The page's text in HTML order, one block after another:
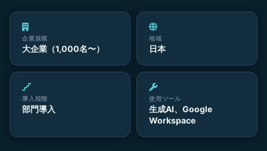
企業規模
大企業（1,000名〜）
地域
日本
導入段階
部門導入
使用ツール
生成AI、Google
Workspace